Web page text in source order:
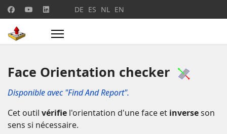
Sélectionnez votre langue
DE ES NL EN
Face Orientation checker
Disponible avec "Find And Report".
Cet outil vérifie l'orientation d'une face et inverseson
sens si nécessaire.